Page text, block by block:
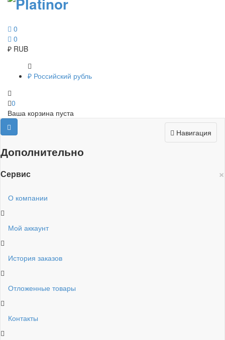
0
0
₽ RUB
₽ Российский рубль
0
Ваша корзина пуста
Навигация
Дополнительно
×
Сервис
О компании
Мой аккаунт
История заказов
Отложенные товары
Контакты